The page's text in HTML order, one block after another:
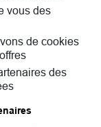
habitation,
nous
vous des
de cookies
des